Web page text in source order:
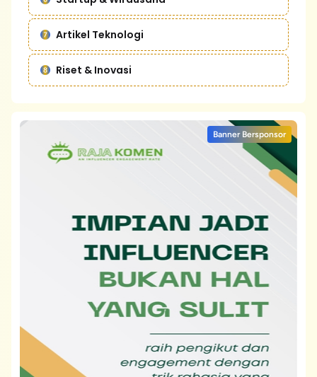
Artikel Teknologi
Riset & Inovasi
Banner Bersponsor